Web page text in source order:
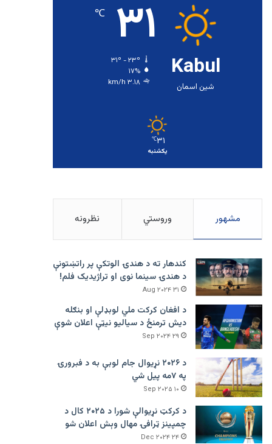
Kabul
شین اسمان
۳۱ ℃
۱۷%
۳.۱۸ km/h
۳۱℃
یکشنبه
مشهور وروستي نظرونه
کندهار ته د هندۍ الوتکې پر راتښتونې
د هندۍ سینما نوی او تراژيديک فلم!
۳۱ Aug ۲۰۲۴
د افغان کرکت ملي لوبډلې او بنګله
دیش ترمنځ د سیالیو نیټې اعلان شوې
۲۹ Sep ۲۰۲۴
د ۲۰۲۶ نړیوال جام لوبې به د فبرورۍ
په ۷مه پیل شي
۱۰ Sep ۲۰۲۵
د کرکټ نړیوالې شورا د ۲۰۲۵ کال د
چمپینز ټرافۍ مهال وېش اعلان شو
۲۴ Dec ۲۰۲۴